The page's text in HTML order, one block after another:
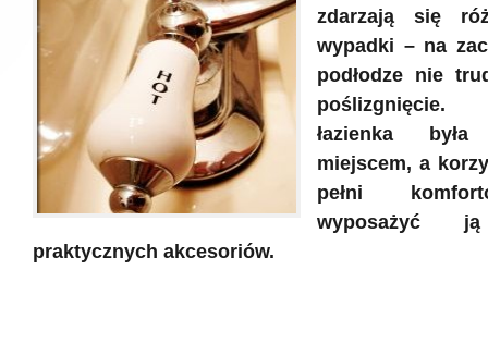
zdarzają się
wypadki – na
podłodze nie
łazienka była
miejscem, a
pełni
wyposażyć
praktycznych akcesoriów.